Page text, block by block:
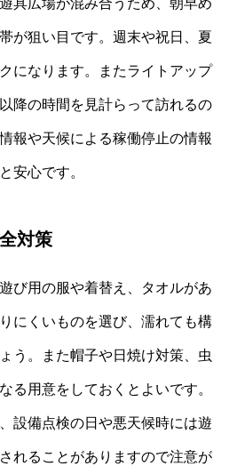
が狙い目です。週末や祝日、夏
になります。またライトアップ
降の時間を見計らって訪れるの
報や天候による稼働停止の情報
安心です。
対策
び用の服や着替え、タオルがあ
にくいものを選び、濡れても構
う。また帽子や日焼け対策、虫
る用意をしておくとよいです。
設備点検の日や悪天候時には遊
れることがありますので注意が